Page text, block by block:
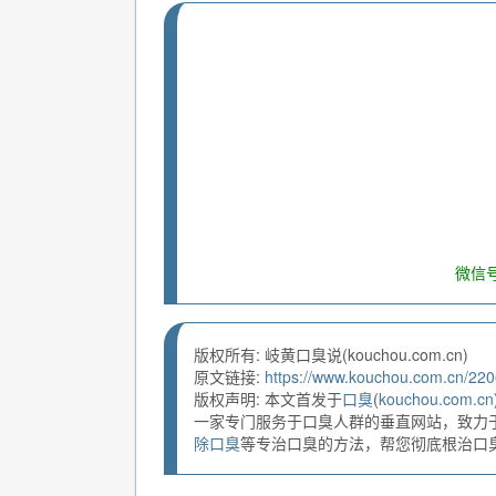
微信
版权所有: 岐黄口臭说(kouchou.com.cn)
原文链接: https://www.kouchou.com.cn/
版权声明: 本文首发于口臭(kouchou.com.cn
一家专门服务于口臭人群的垂直网站，致力
除口臭等专治口臭的方法，帮您彻底根治